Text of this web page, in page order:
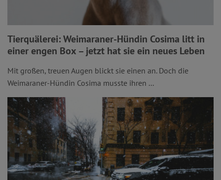
Tierquälerei: Weimaraner-Hündin Cosima litt in
einer engen Box – jetzt hat sie ein neues Leben
Mit großen, treuen Augen blickt sie einen an. Doch die
Weimaraner-Hündin Cosima musste ihren ...